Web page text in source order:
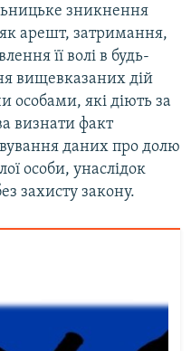
зникнення
арешт, затримання,
її волі в будь-
вищевказаних дій
особами, які діють за
визнати факт
даних про долю
особи, унаслідок
захисту закону.